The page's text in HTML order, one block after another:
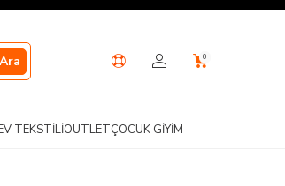
Ara 0
TEKSTILIOUTLETÇOCUK GIYIM